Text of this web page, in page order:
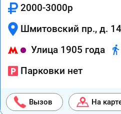
2000-3000р
Шмитовский пр., д. 14
Улица 1905 года
Парковки нет
Вызов На